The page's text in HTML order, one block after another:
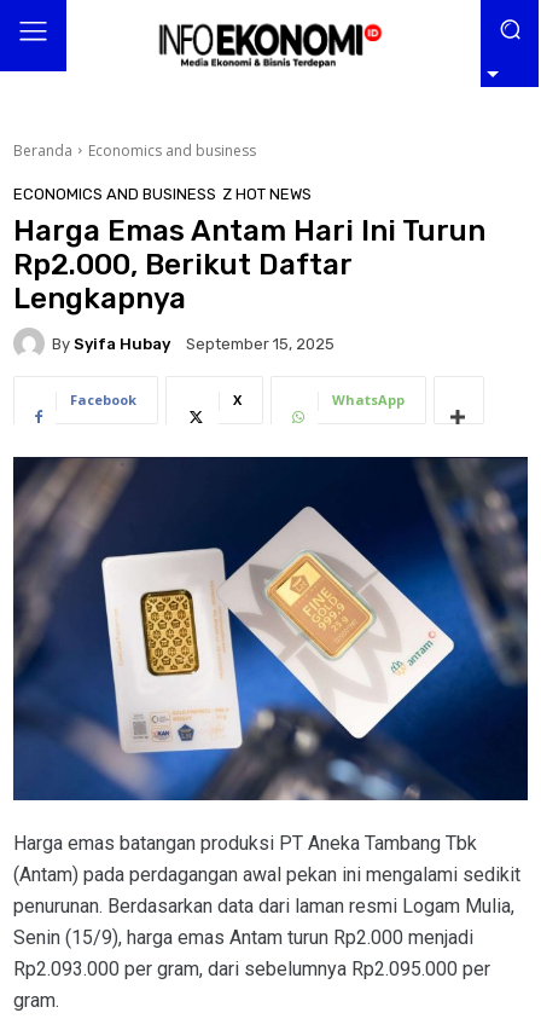
Beranda Economics and business
ECONOMICS AND BUSINESS Z HOT NEWS
Harga Emas Antam Hari Ini Turun
Rp2.000, Berikut Daftar
Lengkapnya
By Syifa Hubay September 15, 2025
Facebook X WhatsApp
Harga emas batangan produksi PT Aneka Tambang Tbk
(Antam) pada perdagangan awal pekan ini mengalami sedikit
penurunan. Berdasarkan data dari laman resmi Logam Mulia,
Senin (15/9), harga emas Antam turun Rp2.000 menjadi
Rp2.093.000 per gram, dari sebelumnya Rp2.095.000 per
gram.